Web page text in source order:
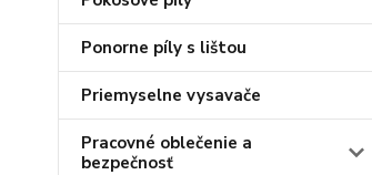
Ponorne píly s lištou
Priemyselne vysavače
Pracovné oblečenie a
bezpečnosť